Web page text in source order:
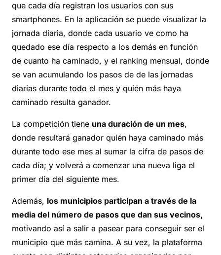
que cada día registran los usuarios con sus
smartphones. En la aplicación se puede visualizar la
jornada diaria, donde cada usuario ve como ha
quedado ese día respecto a los demás en función
de cuanto ha caminado, y el ranking mensual, donde
se van acumulando los pasos de de las jornadas
diarias durante todo el mes y quién más haya
caminado resulta ganador.
La competición tiene una duración de un mes,
donde resultará ganador quién haya caminado más
durante todo ese mes al sumar la cifra de pasos de
cada día; y volverá a comenzar una nueva liga el
primer día del siguiente mes.
Además, los municipios participan a través de la
media del número de pasos que dan sus vecinos,
motivando así a salir a pasear para conseguir ser el
municipio que más camina. A su vez, la plataforma